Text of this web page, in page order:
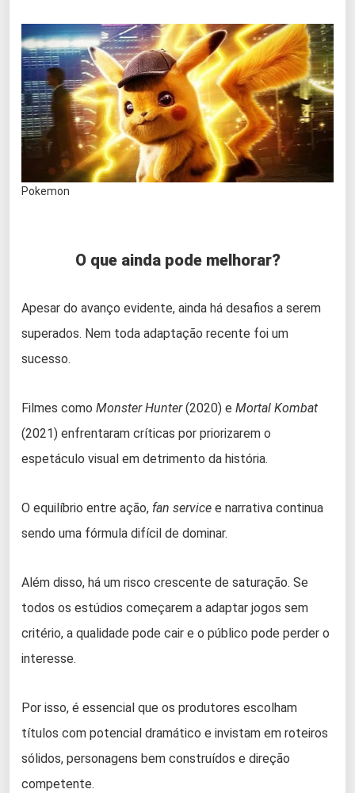
Pokemon
O que ainda pode melhorar?
Apesar do avanço evidente, ainda há desafios a serem
superados. Nem toda adaptação recente foi um
sucesso.
Filmes como Monster Hunter(2020) e Mortal Kombat
(2021) enfrentaram críticas por priorizarem o
espetáculo visual em detrimento da história.
O equilíbrio entre ação, fan service e narrativa continua
sendo uma fórmula difícil de dominar.
Além disso, há um risco crescente de saturação. Se
todos os estúdios começarem a adaptar jogos sem
critério, a qualidade pode cair e o público pode perder o
interesse.
Por isso, é essencial que os produtores escolham
títulos com potencial dramático e invistam em roteiros
sólidos, personagens bem construídos e direção
competente.